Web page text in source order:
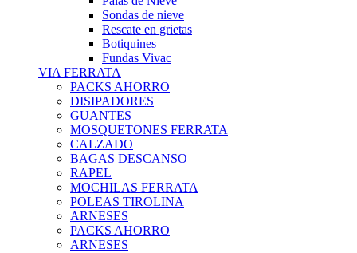
Sondas de nieve
Rescate en grietas
Botiquines
Fundas Vivac
VIA FERRATA
PACKS AHORRO
DISIPADORES
GUANTES
MOSQUETONES FERRATA
CALZADO
BAGAS DESCANSO
RAPEL
MOCHILAS FERRATA
POLEAS TIROLINA
ARNESES
PACKS AHORRO
ARNESES